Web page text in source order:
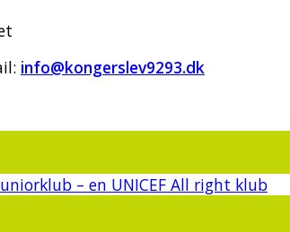
info@kongerslev9293.dk
– en UNICEF All right klub